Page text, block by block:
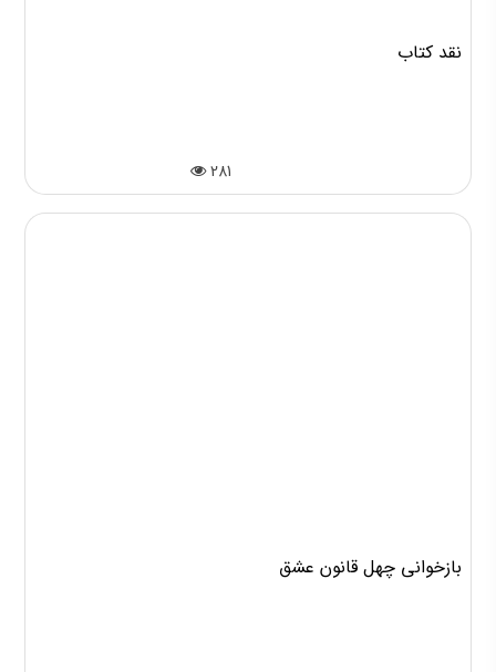
نقد کتاب
281
بازخوانی چهل قانون عشق